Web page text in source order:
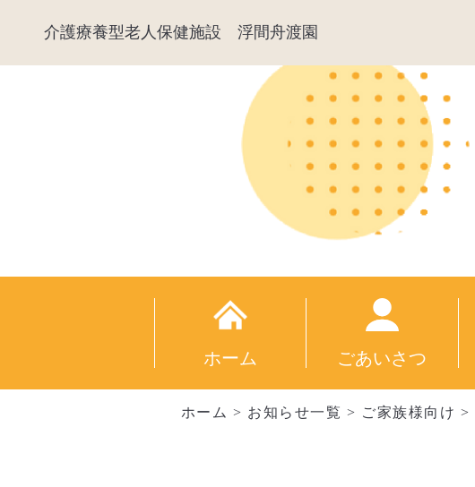
介護療養型老人保健施設 浮間舟渡園
ホーム ごあいさつ
ホーム > お知らせ一覧 > ご家族様向け >